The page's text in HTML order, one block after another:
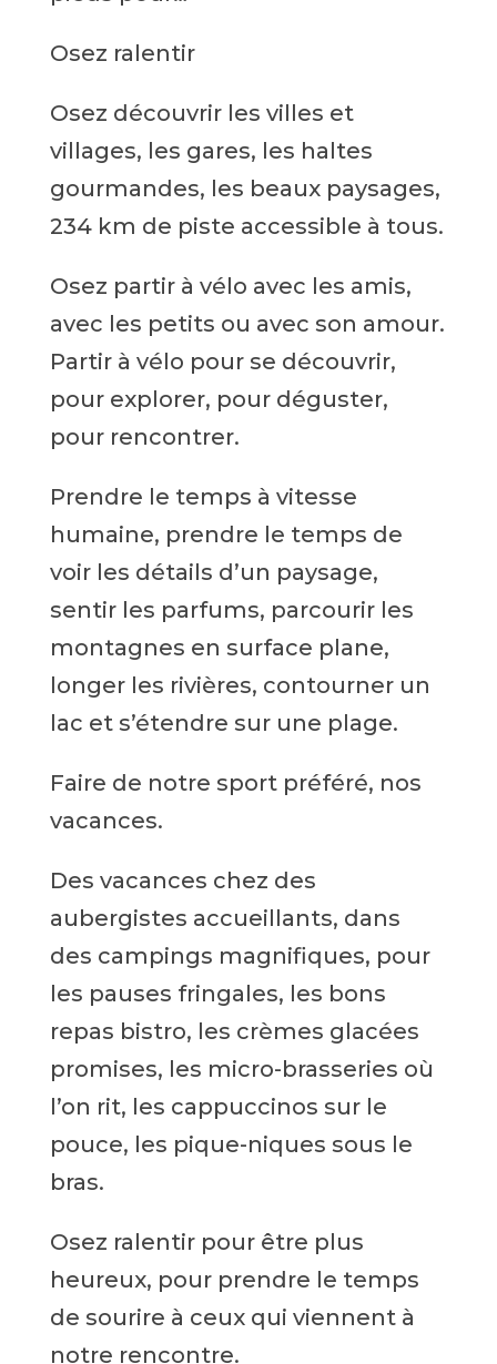
Osez ralentir
Osez découvrir les villes et
villages, les gares, les haltes
gourmandes, les beaux paysages,
234 km de piste accessible à tous.
Osez partir à vélo avec les amis,
avec les petits ou avec son amour.
Partir à vélo pour se découvrir,
pour explorer, pour déguster,
pour rencontrer.
Prendre le temps à vitesse
humaine, prendre le temps de
voir les détails d’un paysage,
sentir les parfums, parcourir les
montagnes en surface plane,
longer les rivières, contourner un
lac et s’étendre sur une plage.
Faire de notre sport préféré, nos
vacances.
Des vacances chez des
aubergistes accueillants, dans
des campings magnifiques, pour
les pauses fringales, les bons
repas bistro, les crèmes glacées
promises, les micro-brasseries où
l’on rit, les cappuccinos sur le
pouce, les pique-niques sous le
bras.
Osez ralentir pour être plus
heureux, pour prendre le temps
de sourire à ceux qui viennent à
notre rencontre.